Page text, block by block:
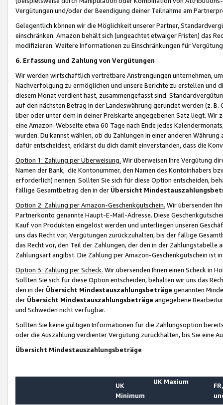
Vergütungen und/oder der Beendigung deiner Teilnahme am
Gelegentlich können wir die Möglichkeit unserer Partner,
einschränken. Amazon behält sich (ungeachtet etwaiger Fristen) das
modifizieren. Weitere Informationen zu Einschränkungen für
6. Erfassung und Zahlung von Vergütungen
Wir werden wirtschaftlich vertretbare Anstrengungen unternehmen,
Nachverfolgung zu ermöglichen und unsere Berichte zu erstellen und
diesem Monat verdient hast, zusammengefasst sind.
auf den nächsten Betrag in der Landeswährung gerundet werden (z.
über oder unter dem in deiner Preiskarte angegebenen Satz liegt.
eine Amazon-Webseite etwa 60 Tage nach Ende jedes
wurden. Du kannst wählen, ob du Zahlungen in einer anderen
dafür entscheidest, erklärst du dich damit einverstanden, dass die
Option 1: Zahlung per Überweisung. Wir überweisen Ihre Vergütung
Namen der Bank, die Kontonummer, den Namen des Kontoinhabers
erforderlich) nennen. Sollten Sie sich für diese Option entscheiden,
fällige Gesamtbetrag den in der Übersicht
Option 2: Zahlung per Amazon-Geschenkgutschein. Wir übersenden
Partnerkonto genannte Haupt-E-Mail-Adresse. Diese
Kauf von Produkten eingelöst werden und unterliegen unseren
uns das Recht vor, Vergütungen zurückzuhalten, bis der fällige
das Recht vor, den Teil der Zahlungen, der den in der
Zahlungsart angibst. Die Zahlung per Amazon-Geschenkgutschein ist
Option 3: Zahlung per Scheck. Wir übersenden Ihnen einen Scheck in
Sollten Sie sich für diese Option entscheiden, behalten wir uns das
den in der Übersicht Mindestauszahlungsbeträge genannten
der Übersicht Mindestauszahlungsbeträge angegebene
und Schweden nicht verfügbar.
Sollten Sie keine gültigen Informationen für die Zahlungsoption
oder die Auszahlung verdienter Vergütung zurückhalten, bis Sie
Übersicht Mindestauszahlungsbeträge
UK
Minimum
UK Maxium